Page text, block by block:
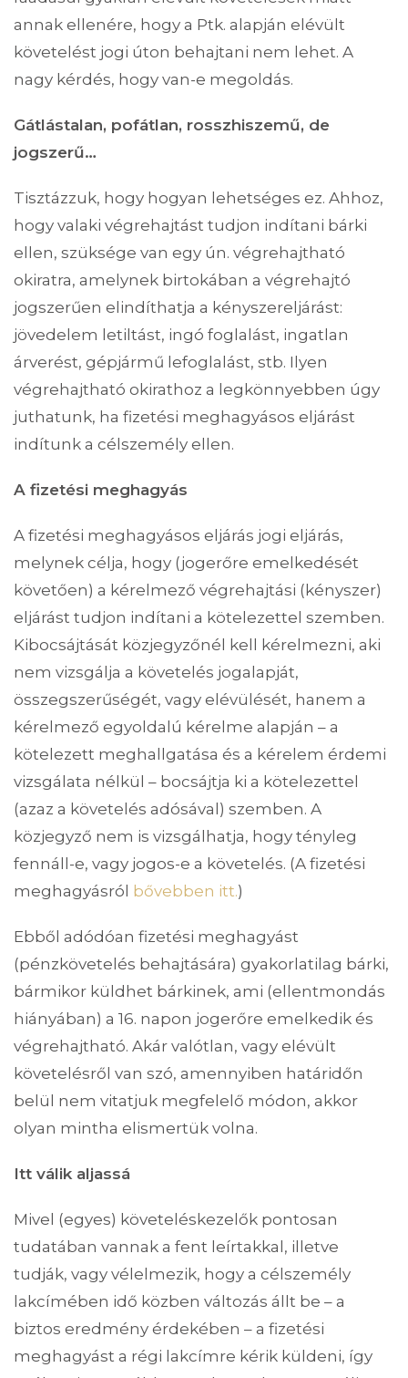
annak ellenére, hogy a Ptk. alapján elévült
követelést jogi úton behajtani nem lehet. A
nagy kérdés, hogy van-e megoldás.
Gátlástalan, pofátlan, rosszhiszemű, de
jogszerű…
Tisztázzuk, hogy hogyan lehetséges ez. Ahhoz,
hogy valaki végrehajtást tudjon indítani bárki
ellen, szüksége van egy ún. végrehajtható
okiratra, amelynek birtokában a végrehajtó
jogszerűen elindíthatja a kényszereljárást:
jövedelem letiltást, ingó foglalást, ingatlan
árverést, gépjármű lefoglalást, stb. Ilyen
végrehajtható okirathoz a legkönnyebben úgy
juthatunk, ha fizetési meghagyásos eljárást
indítunk a célszemély ellen.
A fizetési meghagyás
A fizetési meghagyásos eljárás jogi eljárás,
melynek célja, hogy (jogerőre emelkedését
követően) a kérelmező végrehajtási (kényszer)
eljárást tudjon indítani a kötelezettel szemben.
Kibocsájtását közjegyzőnél kell kérelmezni, aki
nem vizsgálja a követelés jogalapját,
összegszerűségét, vagy elévülését, hanem a
kérelmező egyoldalú kérelme alapján – a
kötelezett meghallgatása és a kérelem érdemi
vizsgálata nélkül – bocsájtja ki a kötelezettel
(azaz a követelés adósával) szemben. A
közjegyző nem is vizsgálhatja, hogy tényleg
fennáll-e, vagy jogos-e a követelés. (A fizetési
meghagyásról bővebben itt.)
Ebből adódóan fizetési meghagyást
(pénzkövetelés behajtására) gyakorlatilag bárki,
bármikor küldhet bárkinek, ami (ellentmondás
hiányában) a 16. napon jogerőre emelkedik és
végrehajtható. Akár valótlan, vagy elévült
követelésről van szó, amennyiben határidőn
belül nem vitatjuk megfelelő módon, akkor
olyan mintha elismertük volna.
Itt válik aljassá
Mivel (egyes) követeléskezelők pontosan
tudatában vannak a fent leírtakkal, illetve
tudják, vagy vélelmezik, hogy a célszemély
lakcímében idő közben változás állt be – a
biztos eredmény érdekében – a fizetési
meghagyást a régi lakcímre kérik küldeni, így